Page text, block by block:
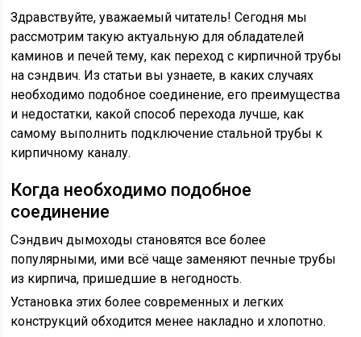
Здравствуйте, уважаемый читатель! Сегодня мы
рассмотрим такую актуальную для обладателей
каминов и печей тему, как переход с кирпичной трубы
на сэндвич. Из статьи вы узнаете, в каких случаях
необходимо подобное соединение, его преимущества
и недостатки, какой способ перехода лучше, как
самому выполнить подключение стальной трубы к
кирпичному каналу.
Когда необходимо подобное
соединение
Сэндвич дымоходы становятся все более
популярными, ими всё чаще заменяют печные трубы
из кирпича, пришедшие в негодность.
Установка этих более современных и легких
конструкций обходится менее накладно и хлопотно.